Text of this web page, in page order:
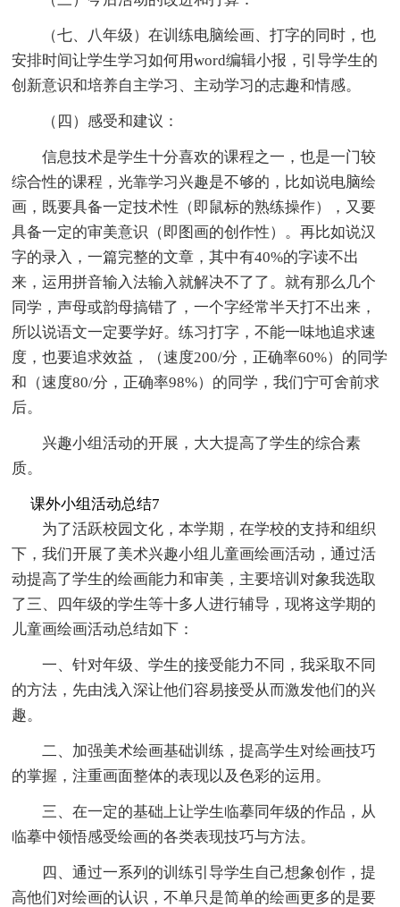
（七、八年级）在训练电脑绘画、打字的同时，也
安排时间让学生学习如何用word编辑小报，引导学生的
创新意识和培养自主学习、主动学习的志趣和情感。
（四）感受和建议：
信息技术是学生十分喜欢的课程之一，也是一门较
综合性的课程，光靠学习兴趣是不够的，比如说电脑绘
画，既要具备一定技术性（即鼠标的熟练操作），又要
具备一定的审美意识（即图画的创作性）。再比如说汉
字的录入，一篇完整的文章，其中有40%的字读不出
来，运用拼音输入法输入就解决不了了。就有那么几个
同学，声母或韵母搞错了，一个字经常半天打不出来，
所以说语文一定要学好。练习打字，不能一味地追求速
度，也要追求效益，（速度200/分，正确率60%）的同学
和（速度80/分，正确率98%）的同学，我们宁可舍前求
后。
兴趣小组活动的开展，大大提高了学生的综合素
质。
课外小组活动总结7
为了活跃校园文化，本学期，在学校的支持和组织
下，我们开展了美术兴趣小组儿童画绘画活动，通过活
动提高了学生的绘画能力和审美，主要培训对象我选取
了三、四年级的学生等十多人进行辅导，现将这学期的
儿童画绘画活动总结如下：
一、针对年级、学生的接受能力不同，我采取不同
的方法，先由浅入深让他们容易接受从而激发他们的兴
趣。
二、加强美术绘画基础训练，提高学生对绘画技巧
的掌握，注重画面整体的表现以及色彩的运用。
三、在一定的基础上让学生临摹同年级的作品，从
临摹中领悟感受绘画的各类表现技巧与方法。
四、通过一系列的训练引导学生自己想象创作，提
高他们对绘画的认识，不单只是简单的绘画更多的是要